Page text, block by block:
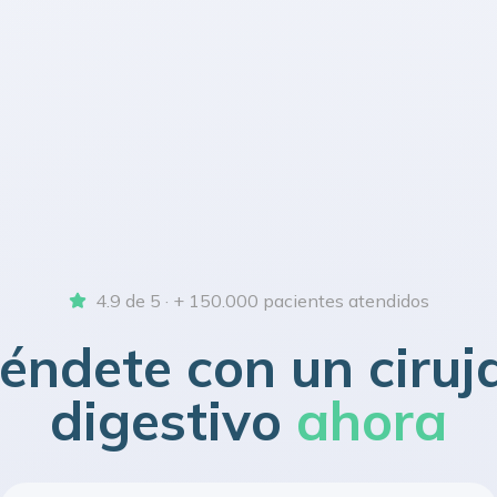
4.9 de 5 · + 150.000 pacientes atendidos
con un
digestivo ahora